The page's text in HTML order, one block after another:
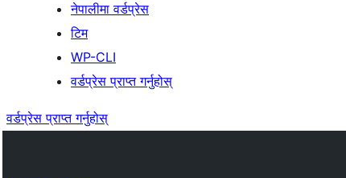
नेपालीमा वर्डप्रेस
टिम
WP-CLI
वर्डप्रेस प्राप्त गर्नुहोस्
वर्डप्रेस प्राप्त गर्नुहोस्